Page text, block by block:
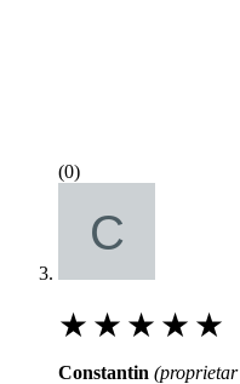
(0)
★ ★ ★ ★ ★
Constantin